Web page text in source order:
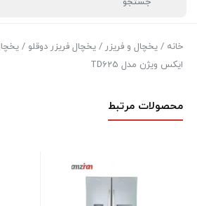
خانه / یخچال و فریزر / یخچال فریزر دوقلو /
ايكس ويژن مدل TD625
محصولات مرتبط
يخچال و فريزر دوقلو التو يخساز
دستی مدل 592DN